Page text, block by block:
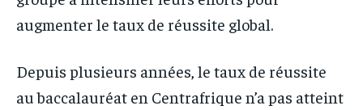
augmenter le taux de réussite global.
Depuis plusieurs années, le taux de réussite
au baccalauréat en Centrafrique n’a pas atteint